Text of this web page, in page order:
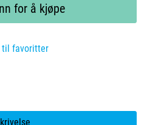
for å kjøpe
til favoritter